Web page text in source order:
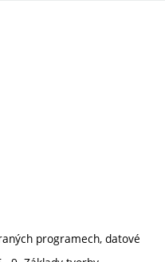
programech, datové